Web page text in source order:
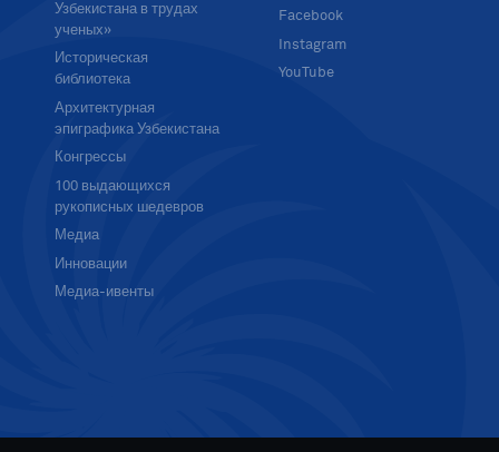
Узбекистана в трудах
ученых»
Историческая
библиотека
Архитектурная
эпиграфика Узбекистана
Конгрессы
100 выдающихся
рукописных шедевров
Медиа
Инновации
Медиа-ивенты
Facebook
Instagram
YouTube